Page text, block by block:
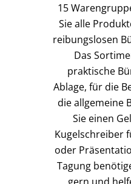
15
Sie alle
reibungslosen
Das
praktische
Ablage, für die
die allgemeine
Sie einen
Kugelschreiber
oder
Tagung